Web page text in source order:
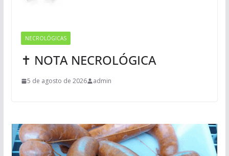
NECROLÓGICAS
✝ NOTA NECROLÓGICA
5 de agosto de 2026 admin